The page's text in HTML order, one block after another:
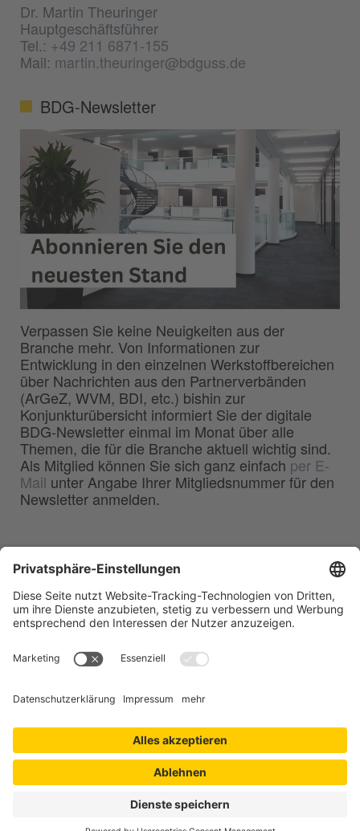
Dr. Martin Theuringer
Hauptgeschäftsführer
Tel.: +49 211 6871-155
Mail: martin.theuringer@bdguss.de
BDG-Newsletter
Verpassen Sie keine Neuigkeiten aus der
Branche mehr. Von Informationen zur
Entwicklung in den einzelnen Werkstoffbereichen
über Nachrichten aus den Partnerverbänden
(ArGeZ, WVM, BDI, etc.) bishin zur
Konjunkturübersicht informiert Sie der digitale
BDG-Newsletter einmal im Monat über alle
Themen, die für die Branche aktuell wichtig sind.
Als Mitglied können Sie sich ganz einfach per E-
Mail unter Angabe Ihrer Mitgliedsnummer für den
Newsletter anmelden.
Bundesverband der
Deutschen Gießerei-Industrie e.V.
40549 Düsseldorf
Telefon:0211 - 68 71 - 03
0211 - 68 71 - 3333
E-Mail:info(at)bdguss.de